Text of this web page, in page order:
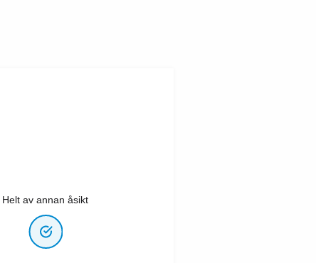
Helt av annan åsikt